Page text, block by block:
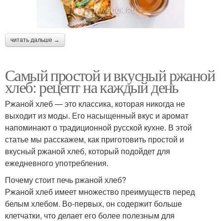
читать дальше →
Самый простой и вкусный ржаной
хлеб: рецепт на каждый день
Ржаной хлеб — это классика, которая никогда не
выходит из моды. Его насыщенный вкус и аромат
напоминают о традиционной русской кухне. В этой
статье мы расскажем, как приготовить простой и
вкусный ржаной хлеб, который подойдет для
ежедневного употребления.
Почему стоит печь ржаной хлеб?
Ржаной хлеб имеет множество преимуществ перед
белым хлебом. Во-первых, он содержит больше
клетчатки, что делает его более полезным для